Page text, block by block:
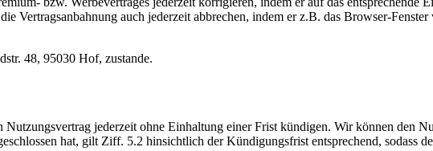
Vertragsanbahnung auch jederzeit abbrechen, indem er z.B. das Browser-
48, 95030 Hof, zustande.
jederzeit ohne Einhaltung einer Frist kündigen. Wir können den
hat, gilt Ziff. 5.2 hinsichtlich der Kündigungsfrist entsprechend, sodass